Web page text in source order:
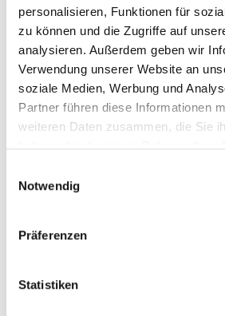
personalisieren, Funktionen für
zu können und die Zugriffe auf
analysieren. Außerdem geben wir
Verwendung unserer Website an
soziale Medien, Werbung und
Partner führen diese Informationen
weiteren Daten zusammen, die Sie
haben oder die sie im Rahmen Ihrer
Notwendig
Präferenzen
Statistiken
PRODUKTDETAILS >
Die besten und